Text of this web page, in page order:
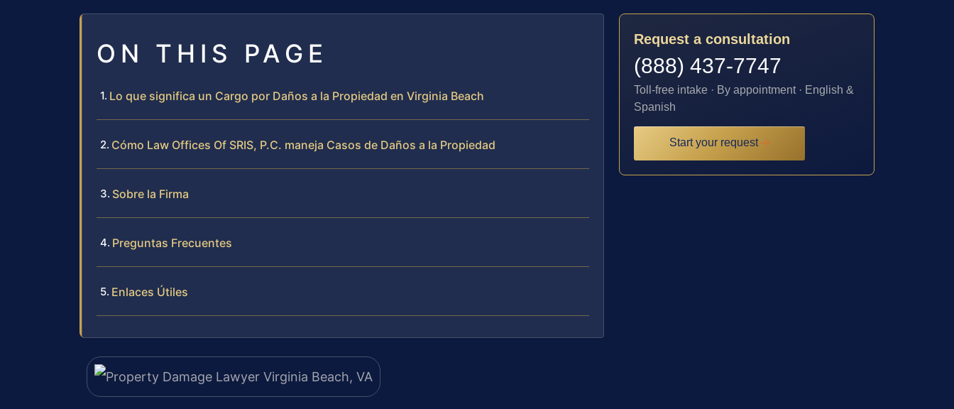
ON THIS PAGE
Lo que significa un Cargo por Daños a la Propiedad en Virginia Beach
Cómo Law Offices Of SRIS, P.C. maneja Casos de Daños a la Propiedad
Sobre la Firma
Preguntas Frecuentes
Enlaces Útiles
Request a consultation
(888) 437-7747
Toll-free intake · By appointment · English &
Spanish
Start your request